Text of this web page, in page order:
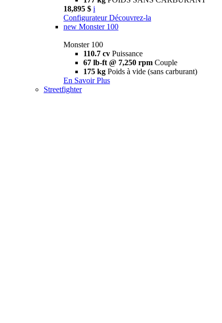
18,895 $ i
Configurateur Découvrez-la
new Monster 100
Monster 100
110.7 cv Puissance
67 lb-ft @ 7,250 rpm Couple
175 kg Poids à vide (sans carburant)
En Savoir Plus
Streetfighter